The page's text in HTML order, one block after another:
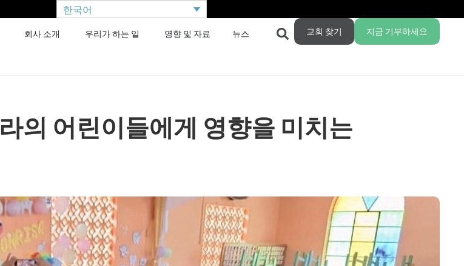
한국어
회사 소개 우리가 하는 일 영향 및 자료 뉴스 교회 찾기 지금 기부하세요
의 어린이들에게 영향을 미치는